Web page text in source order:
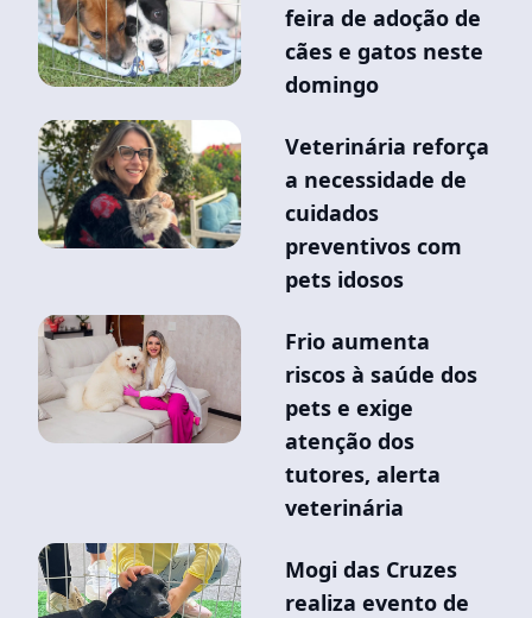
feira de adoção de
cães e gatos neste
domingo
Veterinária reforça
a necessidade de
cuidados
preventivos com
pets idosos
Frio aumenta
riscos à saúde dos
pets e exige
atenção dos
tutores, alerta
veterinária
Mogi das Cruzes
realiza evento de